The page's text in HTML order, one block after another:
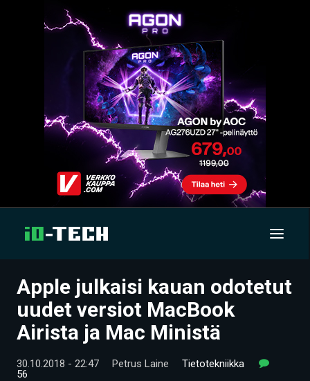
UUTISET
ARTIKKELIT
VIDEOT
Apple julkaisi kauan odotetut
uudet versiot MacBook
Airista ja Mac Ministä
30.10.2018 - 22:47 Petrus Laine
Tietotekniikka
56